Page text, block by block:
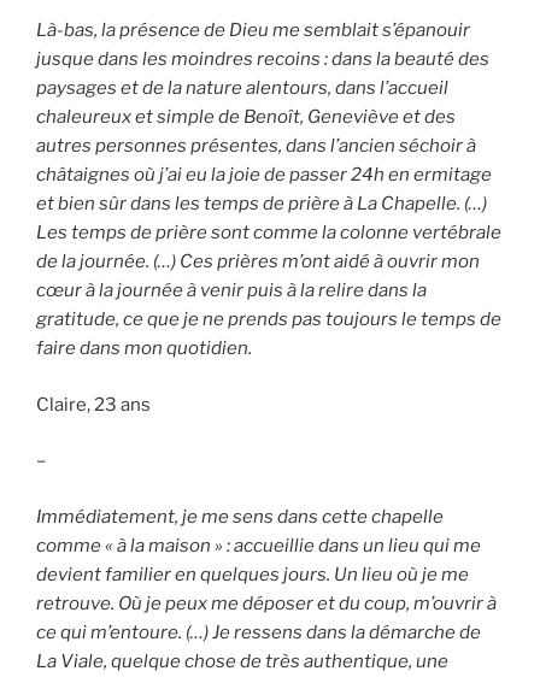
Là-bas, la présence de Dieu me semblait s’épanouir
jusque dans les moindres recoins : dans la beauté des
paysages et de la nature alentours, dans l’accueil
chaleureux et simple de Benoît, Geneviève et des
autres personnes présentes, dans l’ancien séchoir à
châtaignes où j’ai eu la joie de passer 24h en ermitage
et bien sûr dans les temps de prière à La Chapelle. (…)
Les temps de prière sont comme la colonne vertébrale
de la journée. (…) Ces prières m’ont aidé à ouvrir mon
cœur à la journée à venir puis à la relire dans la
gratitude, ce que je ne prends pas toujours le temps de
faire dans mon quotidien.
Claire, 23 ans
–
Immédiatement, je me sens dans cette chapelle
comme « à la maison » : accueillie dans un lieu qui me
devient familier en quelques jours. Un lieu où je me
retrouve. Où je peux me déposer et du coup, m’ouvrir à
ce qui m’entoure. (…) Je ressens dans la démarche de
La Viale, quelque chose de très authentique, une